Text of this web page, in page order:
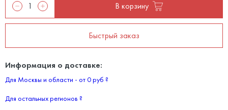
В корзину
Быстрый заказ
Информация о доставке:
Для Москвы и области - от 0 руб ?
Для остальных регионов ?